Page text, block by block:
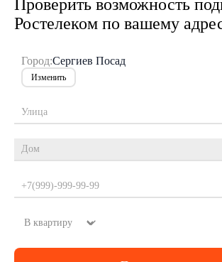
Проверить возможность
Ростелеком по вашему
Город:Сергиев Посад
Изменить